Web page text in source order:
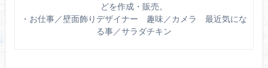
どを作成・販売。
・お仕事／壁面飾りデザイナー 趣味／カメラ 最近気にな
る事／サラダチキン